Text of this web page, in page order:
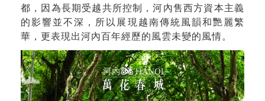
都，因為長期受越共所控制，河內售西方資本主義
的影響並不深，所以展現越南傳統風韻和艷麗繁
華，更表現出河內百年經歷的風雲未變的風情。